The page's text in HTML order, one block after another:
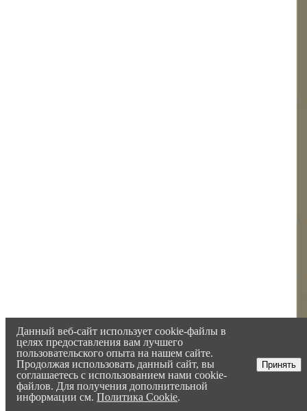
Данный веб-сайт использует cookie-файлы в
целях предоставления вам лучшего
пользовательского опыта на нашем сайте.
Продолжая использовать данный сайт, вы
соглашаетесь с использованием нами cookie-
файлов. Для получения дополнительной
информации см.Политика Cookie.
Принять